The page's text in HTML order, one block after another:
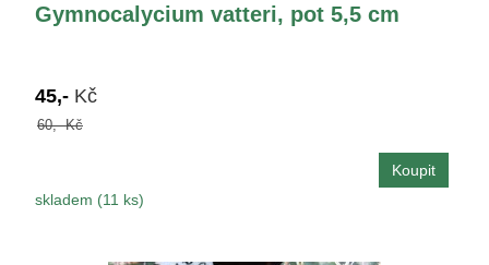
Gymnocalycium vatteri, pot 5,5 cm
45,- Kč
60,- Kč
skladem (11 ks)